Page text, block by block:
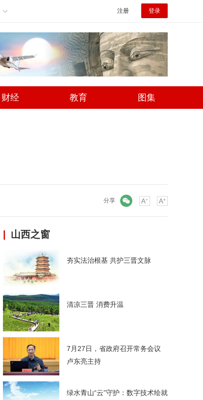
注册 登录
财经 教育 图集
分享
山西之窗
夯实法治根基 共护三晋文脉
清凉三晋 消费升温
7月27日，省政府召开常务会议
卢东亮主持
绿水青山“云”守护：数字技术绘就